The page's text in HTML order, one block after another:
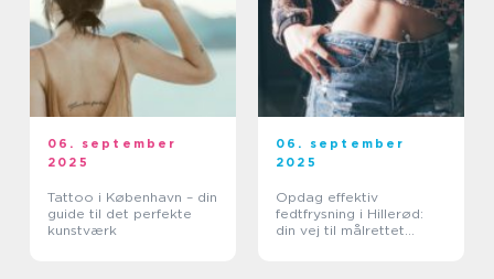
06. september
2025
Tattoo i København – din
guide til det perfekte
kunstværk
06. september
2025
Opdag effektiv
fedtfrysning i Hillerød:
din vej til målrettet